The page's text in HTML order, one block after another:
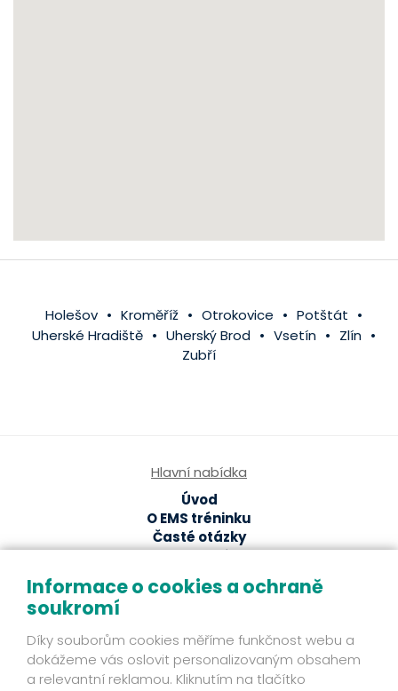
Holešov Kroměříž Otrokovice
Potštát
Uherské Hradiště
Uherský Brod Vsetín
Zlín
Zubří
Hlavní nabídka
Úvod
O EMS tréninku
Časté otázky
EMS studia
Ze světa EMS
Fakta
Příběhy klientů
Novinky
Informace o cookies a ochraně
soukromí
Díky souborům cookies měříme funkčnost webu a
dokážeme vás oslovit personalizovaným obsahem
a relevantní reklamou. Kliknutím na tlačítko